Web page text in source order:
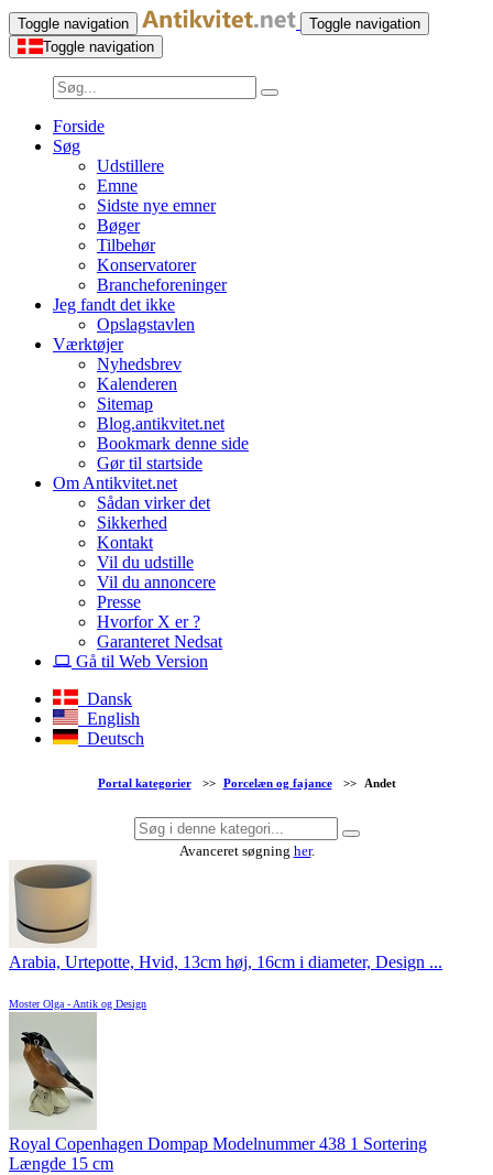
Toggle navigation
Toggle navigation
Toggle navigation
Forside
Søg
Udstillere
Emne
Sidste nye emner
Bøger
Tilbehør
Konservatorer
Brancheforeninger
Jeg fandt det ikke
Opslagstavlen
Værktøjer
Nyhedsbrev
Kalenderen
Sitemap
Blog.antikvitet.net
Bookmark denne side
Gør til startside
Om Antikvitet.net
Sådan virker det
Sikkerhed
Kontakt
Vil du udstille
Vil du annoncere
Presse
Hvorfor X er ?
Garanteret Nedsat
Gå til Web Version
Dansk
English
Deutsch
Portal kategorier >> Porcelæn og fajance >> Andet
Avanceret søgning her.
Arabia, Urtepotte, Hvid, 13cm høj, 16cm i diameter, Design ...
Moster Olga - Antik og Design
Royal Copenhagen Dompap Modelnummer 438 1 Sortering
Længde 15 cm